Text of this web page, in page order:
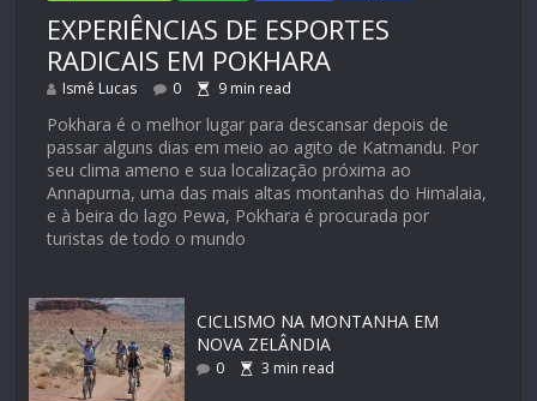
EXPERIÊNCIAS DE ESPORTES
RADICAIS EM POKHARA
Ismê Lucas 0 9 min read
Pokhara é o melhor lugar para descansar depois de
passar alguns dias em meio ao agito de Katmandu. Por
seu clima ameno e sua localização próxima ao
Annapurna, uma das mais altas montanhas do Himalaia,
e à beira do lago Pewa, Pokhara é procurada por
turistas de todo o mundo
CICLISMO NA MONTANHA EM
NOVA ZELÂNDIA
0 3 min read